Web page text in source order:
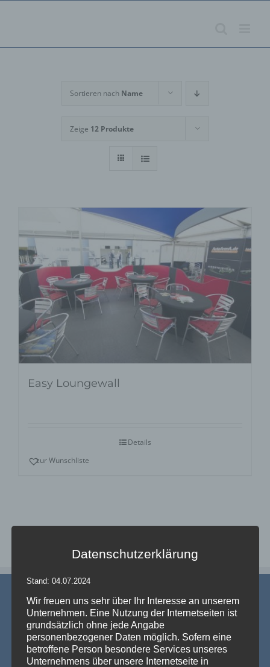
Sortieren nach Name
Zeige 12 Produkte
Easy Loungewall
Details
zur Wunschliste
AKTUELLE NEWS
Datenschutzerklärung
Stand: 04.07.2024
Wir freuen uns sehr über Ihr Interesse an unserem
Unternehmen. Eine Nutzung der Internetseiten ist
grundsätzlich ohne jede Angabe
personenbezogener Daten möglich. Sofern eine
betroffene Person besondere Services unseres
Unternehmens über unsere Internetseite in